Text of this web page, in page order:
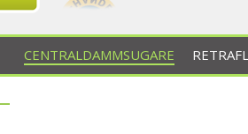
CENTRALDAMMSUGARE